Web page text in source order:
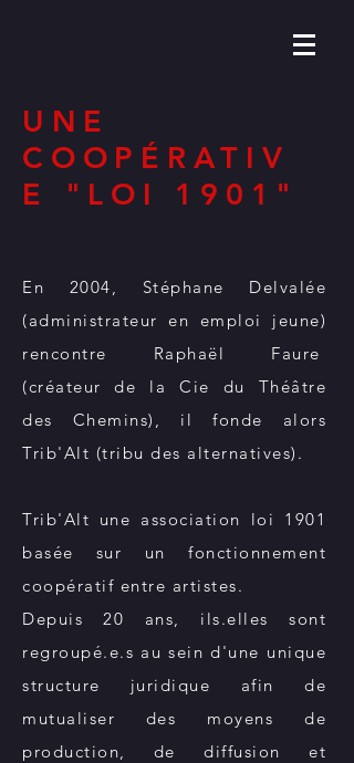
UNE
COOPÉRATIV
E "LOI 1901"
En 2004, Stéphane Delvalée
(administrateur en emploi jeune)
rencontre Raphaël Faure
(créateur de la Cie du Théâtre
des Chemins), il fonde alors
Trib'Alt (tribu des alternatives).
Trib'Alt une association loi 1901
basée sur un fonctionnement
coopératif entre artistes.
Depuis 20 ans, ils.elles sont
regroupé.e.s au sein d'une unique
structure juridique afin de
mutualiser des moyens de
production, de diffusion et